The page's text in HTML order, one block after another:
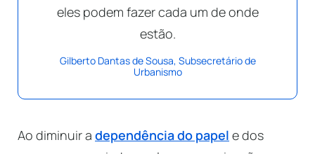
eles podem fazer cada um de onde
estão.
Gilberto Dantas de Sousa, Subsecretário de
Urbanismo
Ao diminuir a dependência do papel e dos